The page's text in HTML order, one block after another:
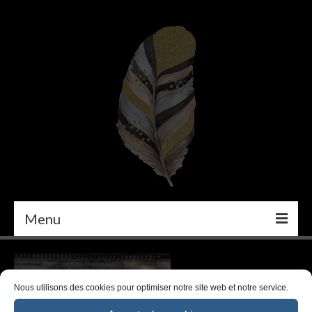
Nous utilisons des cookies pour optimiser notre site web et notre service.
Menu
PEINTURE
DÉCORATION INTÉRIEURE